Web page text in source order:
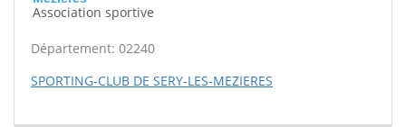
Association sportive
Département: 02240
SPORTING-CLUB DE SERY-LES-MEZIERES